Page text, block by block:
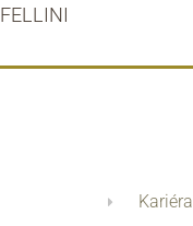
FELLINI
Kariéra